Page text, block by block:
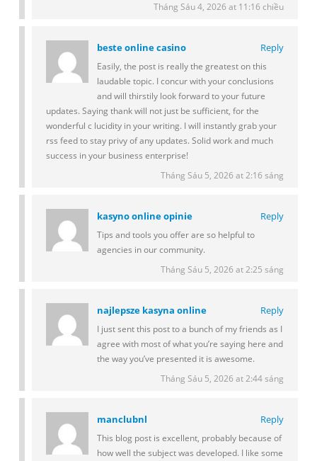
Tháng Sáu 4, 2026 at 11:16 chiều
beste online casino Reply
Easily, the post is really the greatest on this
laudable topic. I concur with your conclusions
and will thirstily look forward to your future
updates. Saying thank will not just be sufficient, for the
wonderful c lucidity in your writing. I will instantly grab your
rss feed to stay privy of any updates. Solid work and much
success in your business enterprise!
Tháng Sáu 5, 2026 at 2:16 sáng
kasyno online opinie Reply
Tips and tools you offer are so helpful to
agencies in our community.
Tháng Sáu 5, 2026 at 2:25 sáng
najlepsze kasyna online Reply
I just sent this post to a bunch of my friends as I
agree with most of what you’re saying here and
the way you’ve presented it is awesome.
Tháng Sáu 5, 2026 at 2:44 sáng
manclubnl Reply
This blog post is excellent, probably because of
how well the subject was developed. I like some